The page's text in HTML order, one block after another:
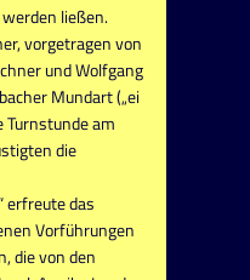
ließen.
vorgetragen von
und Wolfgang
Mundart („ei
Turnstunde am
die
erfreute das
Vorführungen
die von den